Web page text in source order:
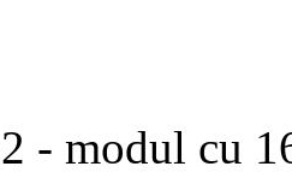
- modul cu